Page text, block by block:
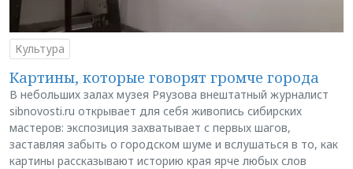
Культура
Картины, которые говорят громче города
В небольших залах музея Ряузова внештатный журналист
sibnovosti.ru открывает для себя живопись сибирских
мастеров: экспозиция захватывает с первых шагов,
заставляя забыть о городском шуме и вслушаться в то, как
картины рассказывают историю края ярче любых слов